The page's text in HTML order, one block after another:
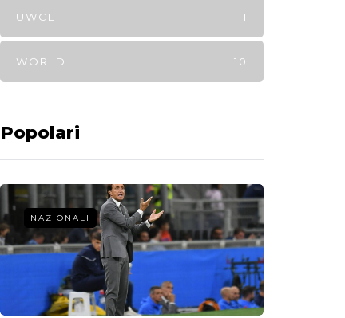
UWCL 1
WORLD 10
Popolari
NAZIONALI